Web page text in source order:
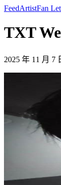
FeedArtistFan
TXT
2025 年 11 月 7